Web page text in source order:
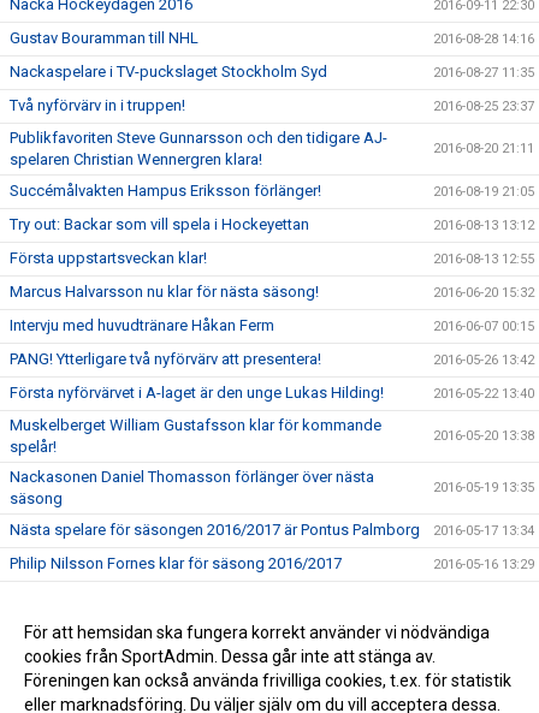
Nacka Hockeydagen 2016 2016-09-11 22:30
Gustav Bouramman till NHL 2016-08-28 14:16
Nackaspelare i TV-puckslaget Stockholm Syd 2016-08-27 11:35
Två nyförvärv in i truppen! 2016-08-25 23:37
Publikfavoriten Steve Gunnarsson och den tidigare AJ-
spelaren Christian Wennergren klara!
2016-08-20 21:11
Succémålvakten Hampus Eriksson förlänger! 2016-08-19 21:05
Try out: Backar som vill spela i Hockeyettan 2016-08-13 13:12
Första uppstartsveckan klar! 2016-08-13 12:55
Marcus Halvarsson nu klar för nästa säsong! 2016-06-20 15:32
Intervju med huvudtränare Håkan Ferm 2016-06-07 00:15
PANG! Ytterligare två nyförvärv att presentera! 2016-05-26 13:42
Första nyförvärvet i A-laget är den unge Lukas Hilding! 2016-05-22 13:40
Muskelberget William Gustafsson klar för kommande
spelår!
2016-05-20 13:38
Nackasonen Daniel Thomasson förlänger över nästa
säsong
2016-05-19 13:35
Nästa spelare för säsongen 2016/2017 är Pontus Palmborg 2016-05-17 13:34
Philip Nilsson Fornes klar för säsong 2016/2017 2016-05-16 13:29
Resumé av klubbens säsong 2015/16 2016-05-05 00:38
Ett stort tack och summering av säsongen 2015/2016 2016-04-01 22:02
För att hemsidan ska fungera korrekt använder vi nödvändiga
cookies från SportAdmin. Dessa går inte att stänga av.
Föreningen kan också använda frivilliga cookies, t.ex. för statistik
eller marknadsföring. Du väljer själv om du vill acceptera dessa.